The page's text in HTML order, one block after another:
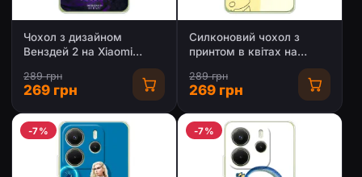
Чохол з дизайном
Венздей 2 на Xiaomi
289 грн
269 грн
Силконовий чохол з
принтом в квітах на
289 грн
269 грн
-7% -7%